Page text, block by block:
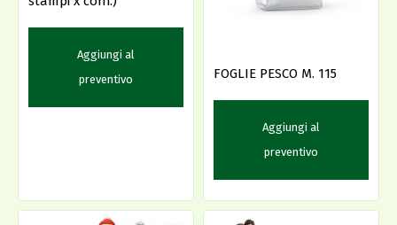
Aggiungi al
preventivo
FOGLIE PESCO M. 115
Aggiungi al
preventivo